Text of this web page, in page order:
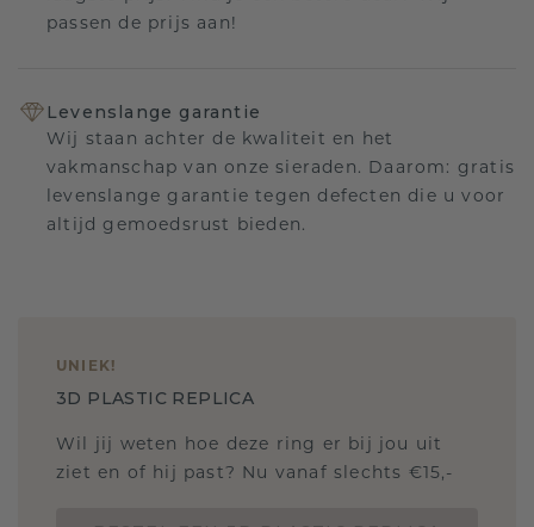
passen de prijs aan!
Levenslange garantie
Wij staan achter de kwaliteit en het
vakmanschap van onze sieraden. Daarom: gratis
levenslange garantie tegen defecten die u voor
altijd gemoedsrust bieden.
UNIEK!
3D PLASTIC REPLICA
Wil jij weten hoe deze ring er bij jou uit
ziet en of hij past? Nu vanaf slechts €15,-